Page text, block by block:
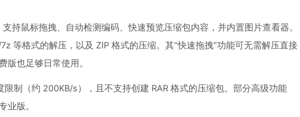
持鼠标拖拽、自动检测编码、快速预览压缩包内容，并内置图片查看器。
等格式的解压，以及 ZIP 格式的压缩。其“快速拖拽”功能可无需解压直接
版也足够日常使用。
限制（约 200KB/s），且不支持创建 RAR 格式的压缩包。部分高级功能
业版。